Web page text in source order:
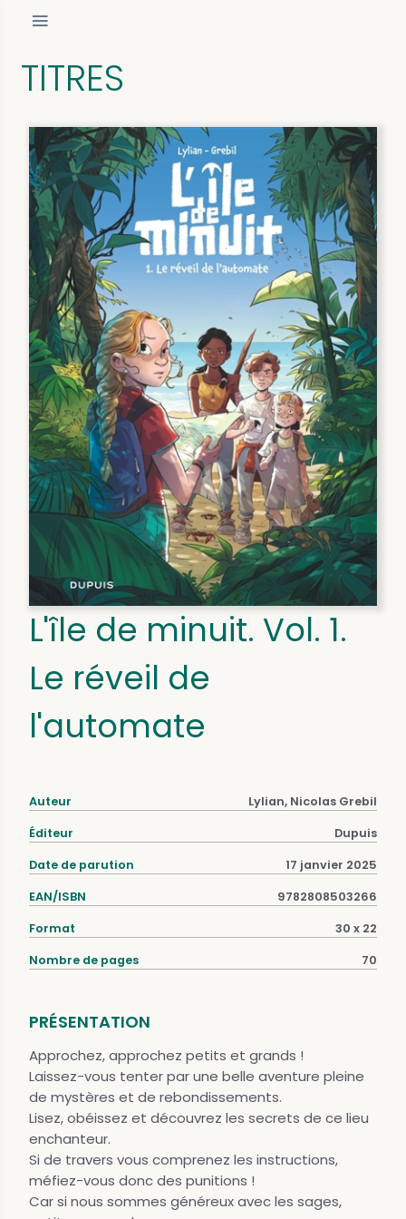
TITRES
L'île de minuit. Vol. 1.
Le réveil de
l'automate
Auteur Lylian, Nicolas Grebil
Éditeur Dupuis
Date de parution 17 janvier 2025
EAN/ISBN 9782808503266
Format 30 x 22
Nombre de pages 70
PRÉSENTATION
Approchez, approchez petits et grands !
Laissez-vous tenter par une belle aventure pleine
de mystères et de rebondissements.
Lisez, obéissez et découvrez les secrets de ce lieu
enchanteur.
Si de travers vous comprenez les instructions,
méfiez-vous donc des punitions !
Car si nous sommes généreux avec les sages,